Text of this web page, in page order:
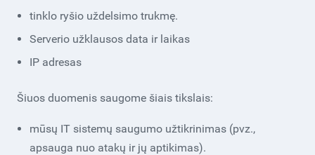
tinklo ryšio uždelsimo trukmę.
Serverio užklausos data ir laikas
IP adresas
Šiuos duomenis saugome šiais tikslais:
mūsų IT sistemų saugumo užtikrinimas (pvz.,
apsauga nuo atakų ir jų aptikimas).